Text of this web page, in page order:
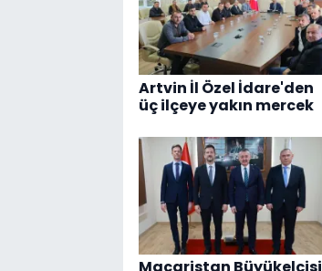
Artvin İl Özel İdare'den
üç ilçeye yakın mercek